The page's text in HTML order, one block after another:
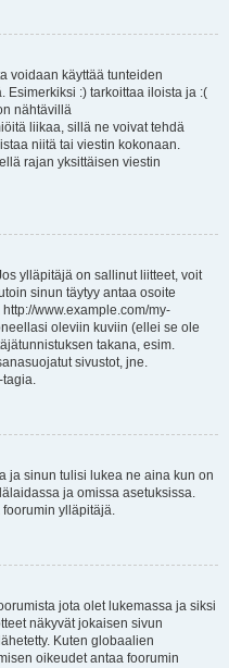
voidaan käyttää tunteiden
Esimerkiksi :) tarkoittaa iloista ja :(
nähtävillä
liikaa, sillä ne voivat tehdä
niitä tai viestin kokonaan.
rajan yksittäisen viestin
ylläpitäjä on sallinut liitteet, voit
sinun täytyy antaa osoite
www.example.com/my-
oleviin kuviin (ellei se ole
takana, esim.
sivustot, jne.
tagia.
ja sinun tulisi lukea ne aina kun on
ja omissa asetuksissa.
ylläpitäjä.
jota olet lukemassa ja siksi
näkyvät jokaisen sivun
Kuten globaalien
oikeudet antaa foorumin